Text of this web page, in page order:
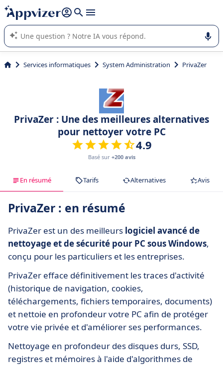
répondre (plusieurs lignes avec
L'IA de Appvizer vous guide dans l'utilisation ou la sélection de
logiciel SaaS en entreprise.
Services informatiques System Administration PrivaZer
PrivaZer : Une des meilleures alternatives
pour nettoyer votre PC
4.9
Basé sur +200 avis
En résumé Tarifs Alternatives Avis
PrivaZer : en résumé
PrivaZer est un des meilleurs logiciel avancé de
nettoyage et de sécurité pour PC sous Windows,
conçu pour les particuliers et les entreprises.
PrivaZer efface définitivement les traces d'activité
(historique de navigation, cookies,
téléchargements, fichiers temporaires, documents)
et nettoie en profondeur votre PC afin de protéger
votre vie privée et d'améliorer ses performances.
Nettoyage en profondeur des disques durs, SSD,
registres et mémoires à l'aide d'algorithmes de